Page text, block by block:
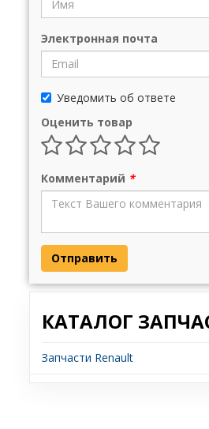
Электронная почта
Уведомить об ответе
Оценить товар
Комментарий *
Отправить
КАТАЛОГ
Запчасти Renault